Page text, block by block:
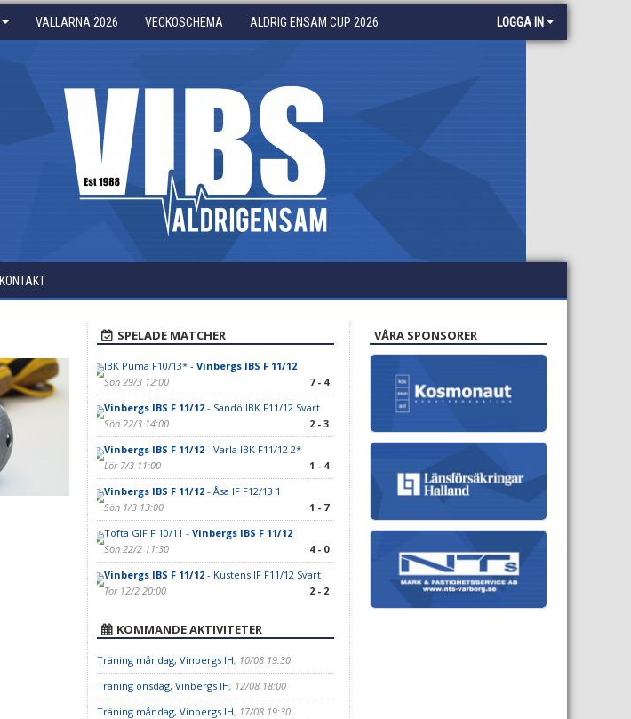
VALLARNA 2026 VECKOSCHEMA ALDRIG ENSAM CUP 2026 LOGGA IN
KONTAKT
SPELADE MATCHER
IBK Puma F10/13* - Vinbergs IBS F 11/12
Sön 29/3 12:00
7 - 4
Vinbergs IBS F 11/12- Sandö IBK F11/12 Svart
Sön 22/3 14:00
2 - 3
Vinbergs IBS F 11/12- Varla IBK F11/12 2*
Lör 7/3 11:00
1 - 4
Vinbergs IBS F 11/12- Åsa IF F12/13 1
Sön 1/3 13:00
1 - 7
Tofta GIF F 10/11 - Vinbergs IBS F 11/12
Sön 22/2 11:30
4 - 0
Vinbergs IBS F 11/12- Kustens IF F11/12 Svart
Tor 12/2 20:00
2 - 2
KOMMANDE AKTIVITETER
Träning måndag, Vinbergs IH, 10/08 19:30
Träning onsdag, Vinbergs IH, 12/08 18:00
Träning måndag, Vinbergs IH, 17/08 19:30
VÅRA SPONSORER